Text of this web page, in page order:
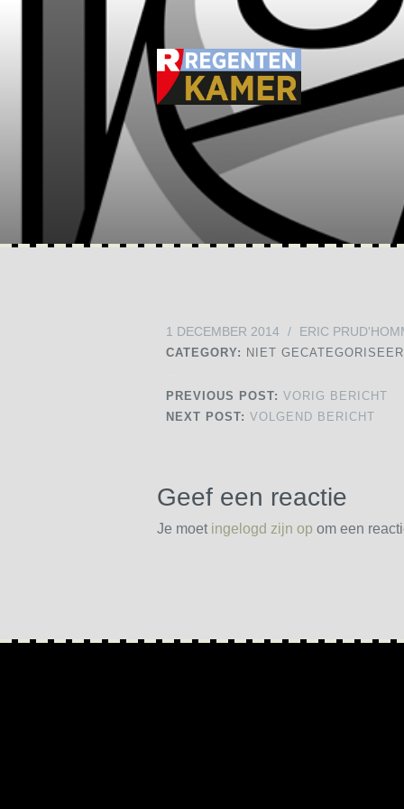
1 DECEMBER 2014 / ERIC
CATEGORY: NIET
PREVIOUS POST: VORIG BERICHT
NEXT POST: VOLGEND BERICHT
Geef een reactie
Je moet ingelogd zijn op om een